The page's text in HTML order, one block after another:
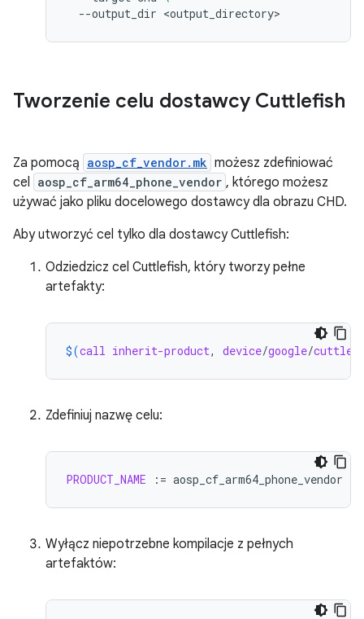
--output_dir
Tworzenie celu dostawcy Cuttlefish
Za pomocą aosp_cf_vendor.mk możesz zdefiniować
cel aosp_cf_arm64_phone_vendor , którego możesz
używać jako pliku docelowego dostawcy dla obrazu CHD.
Aby utworzyć cel tylko dla dostawcy Cuttlefish:
Odziedzicz cel Cuttlefish, który tworzy pełne
artefakty:
$(call inherit-product, device/google/
Zdefiniuj nazwę celu:
PRODUCT_NAME :=
Wyłącz niepotrzebne kompilacje z pełnych
artefaktów: